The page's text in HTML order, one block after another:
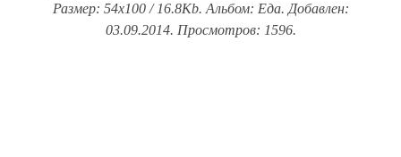
Размер: 54x100 / 16.8Kb. Альбом: Еда. Добавлен:
03.09.2014. Просмотров: 1596.